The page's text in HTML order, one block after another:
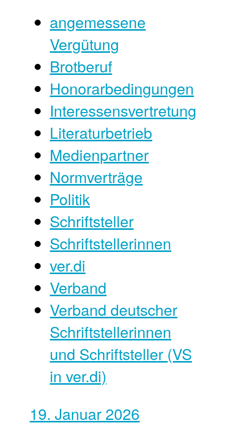
angemessene
Vergütung
Brotberuf
Honorarbedingungen
Interessensvertretung
Literaturbetrieb
Medienpartner
Normverträge
Politik
Schriftsteller
Schriftstellerinnen
ver.di
Verband
Verband deutscher
Schriftstellerinnen
und Schriftsteller (VS
in ver.di)
19. Januar 2026